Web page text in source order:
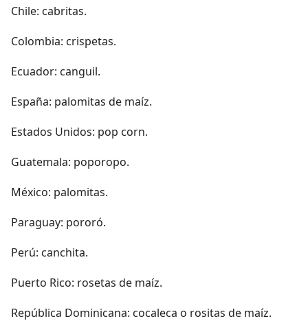
Chile: cabritas.
Colombia: crispetas.
Ecuador: canguil.
España: palomitas de maíz.
Estados Unidos: pop corn.
Guatemala: poporopo.
México: palomitas.
Paraguay: pororó.
Perú: canchita.
Puerto Rico: rosetas de maíz.
República Dominicana: cocaleca o rositas de maíz.